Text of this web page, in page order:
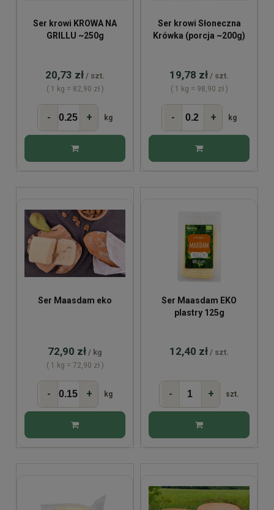
Ser krowi KROWA NA
GRILLU ~250g
20,73 zł / szt.
( 1 kg = 82,90 zł )
- + kg
Ser krowi Słoneczna
Krówka (porcja ~200g)
19,78 zł / szt.
( 1 kg = 98,90 zł )
- + kg
Ser Maasdam eko
72,90 zł / kg
( 1 kg = 72,90 zł )
- + kg
Ser Maasdam EKO
plastry 125g
12,40 zł / szt.
- + szt.